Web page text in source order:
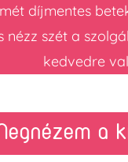
díjmentes
nézz szét a
kedvedre
a